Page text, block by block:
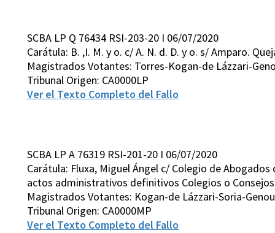
SCBA LP Q 76434 RSI-203-20 I 06/07/2020
Carátula: B. ,I. M. y o. c/ A. N. d. D. y o. s/ Amparo.
Magistrados Votantes: Torres-Kogan-de Lázzari-
Tribunal Origen: CA0000LP
Ver el Texto Completo del Fallo
SCBA LP A 76319 RSI-201-20 I 06/07/2020
Carátula: Fluxa, Miguel Ángel c/ Colegio de
actos administrativos definitivos Colegios o
Magistrados Votantes: Kogan-de Lázzari-Soria-
Tribunal Origen: CA0000MP
Ver el Texto Completo del Fallo